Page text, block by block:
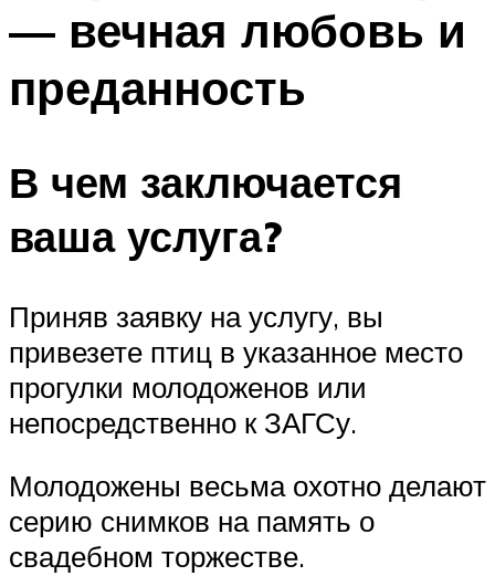
Меню
— вечная любовь и
преданность
В чем заключается
ваша услуга?
Приняв заявку на услугу, вы
привезете птиц в указанное место
прогулки молодоженов или
непосредственно к ЗАГСу.
Молодожены весьма охотно делают
серию снимков на память о
свадебном торжестве.